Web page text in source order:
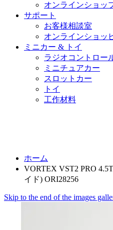
オンラインショッ
サポート
お客様相談室
オンラインショッ
ミニカー & トイ
ラジオコントロー
ミニチュアカー
スロットカー
トイ
工作材料
ホーム
VORTEX VST2 PRO
イド) ORI28256
Skip to the end of the images